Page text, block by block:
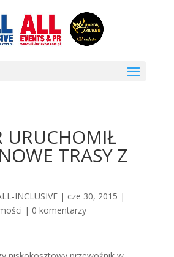
URUCHOMIŁ
TRASY Z
INCLUSIVE| cze 30, 2015 |
| 0 komentarzy